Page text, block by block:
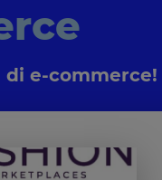
e-commerce!